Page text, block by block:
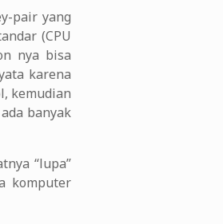
pair yang
(CPU
nya bisa
karena
kemudian
banyak
“lupa”
komputer